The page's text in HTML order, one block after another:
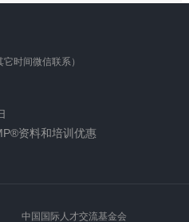
时间微信联系）
资料和培训优惠
中国国际人才交流基金会